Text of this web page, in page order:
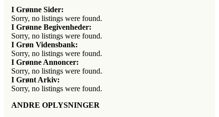
I Grønne Sider:
Sorry, no listings were found.
I Grønne Begivenheder:
Sorry, no listings were found.
I Grøn Vidensbank:
Sorry, no listings were found.
I Grønne Annoncer:
Sorry, no listings were found.
I Grønt Arkiv:
Sorry, no listings were found.
ANDRE OPLYSNINGER